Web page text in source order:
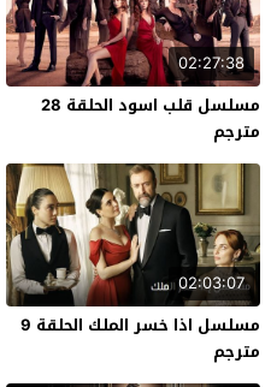
02:27:38
مسلسل قلب اسود الحلقة 28
مترجم
02:03:07
مسلسل اذا خسر الملك الحلقة 9
مترجم